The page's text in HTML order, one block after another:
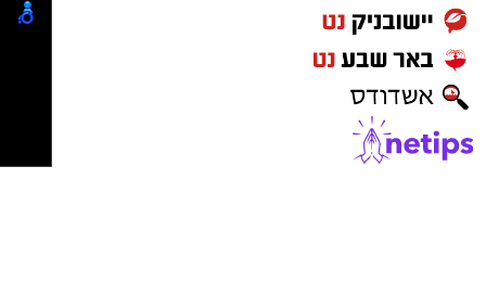
הערב למעשה יסמן את תחילת סיום שורת אירועי
הקיץ הייחודית של המרכז למורשת שנפרסו על פני
השבועיים האחרונים ויימשכו גם בשבוע הבא, עד
ראש חודש אלול. פעילויות שזכו לשבחים רבים.